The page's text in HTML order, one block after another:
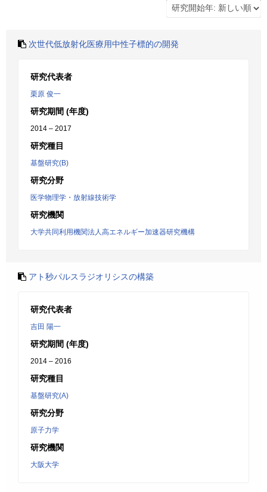
次世代低放射化医療用中性子標的の開発
研究代表者
栗原 俊一
研究期間 (年度)
2014 – 2017
研究種目
基盤研究(B)
研究分野
医学物理学・放射線技術学
研究機関
大学共同利用機関法人高エネルギー加速器研究機構
アト秒パルスラジオリシスの構築
研究代表者
吉田 陽一
研究期間 (年度)
2014 – 2016
研究種目
基盤研究(A)
研究分野
原子力学
研究機関
大阪大学